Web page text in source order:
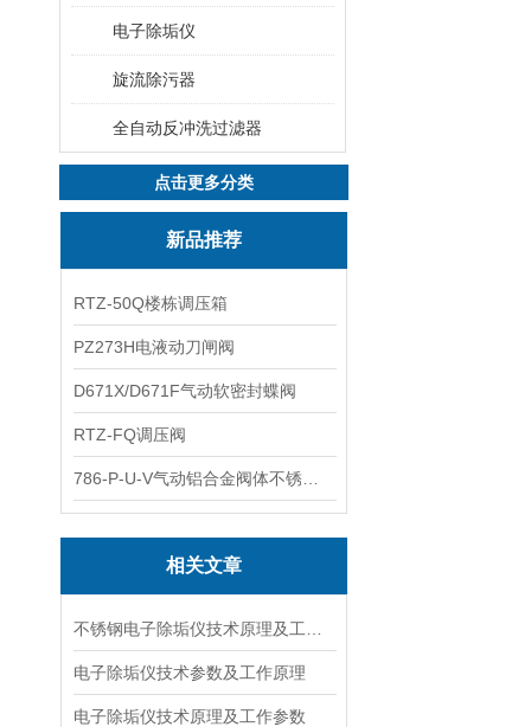
电子除垢仪
旋流除污器
全自动反冲洗过滤器
点击更多分类
新品推荐
RTZ-50Q楼栋调压箱
PZ273H电液动刀闸阀
D671X/D671F气动软密封蝶阀
RTZ-FQ调压阀
相关文章
电子除垢仪技术参数及工作原理
电子除垢仪技术原理及工作参数